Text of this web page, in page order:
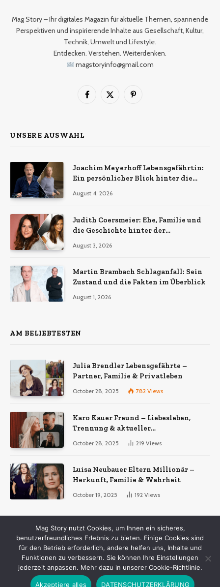
Mag Story – Ihr digitales Magazin für aktuelle Themen, spannende
Perspektiven und inspirierende Inhalte aus Gesellschaft, Kultur,
Technik, Umwelt und Lifestyle.
Entdecken. Verstehen. Weiterdenken.
magstoryinfo@gmail.com
Facebook
X
Pinterest
UNSERE AUSWAHL
Joachim Meyerhoff Lebensgefährtin:
Ein persönlicher Blick hinter die
August 4, 2026
Judith Coersmeier: Ehe, Familie und
die Geschichte hinter der
August 3, 2026
Martin Brambach Schlaganfall: Sein
Zustand und die Fakten im Überblick
August 1, 2026
AM BELIEBTESTEN
Julia Brendler Lebensgefährte –
Partner, Familie & Privatleben
October 28, 2025 782 Views
Karo Kauer Freund – Liebesleben,
Trennung & aktueller
Beziehungsstatus 2025
October 28, 2025 219 Views
Luisa Neubauer Eltern Millionär –
Herkunft, Familie & Wahrheit
October 19, 2025 192 Views
© 2026 ThemeSphere. Designed by ThemeSphere.
HEIM Über uns
Kontakt – Mag Story
Allgemeine Geschäftsbedingungen
Haftungsausschluss
Mag Story nutzt Cookies, um Ihnen ein sicheres,
benutzerfreundliches Erlebnis zu bieten. Einige Cookies sind
für den Betrieb erforderlich, andere helfen uns, Inhalte und
Funktionen zu verbessern. Sie können Ihre Einstellungen
jederzeit anpassen. Mehr dazu in unserer Cookie-Richtlinie.
Akzeptiere alles DATENSCHUTZERKLÄRUNG